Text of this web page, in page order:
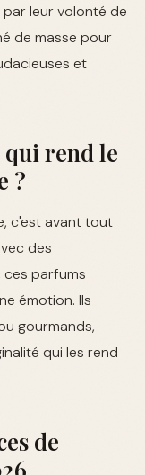
leur volonté de
de masse pour
et
rend le
?
c'est avant tout
des
ces parfums
émotion. Ils
gourmands,
qui les rend
de